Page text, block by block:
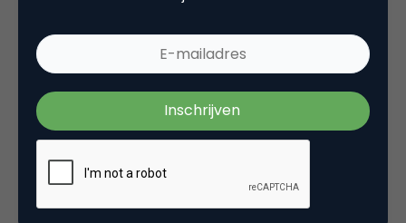
Bron: Emerce 9 mei 2003
Deel dit artikel
Kopieer link